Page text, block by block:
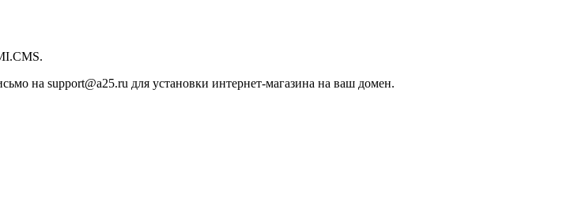
на support@a25.ru для установки интернет-магазина на ваш домен.